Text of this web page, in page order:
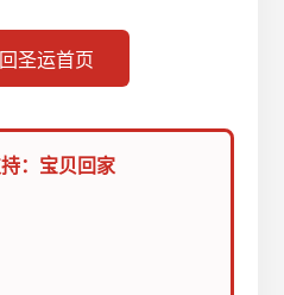
圣运首页
：宝贝回家